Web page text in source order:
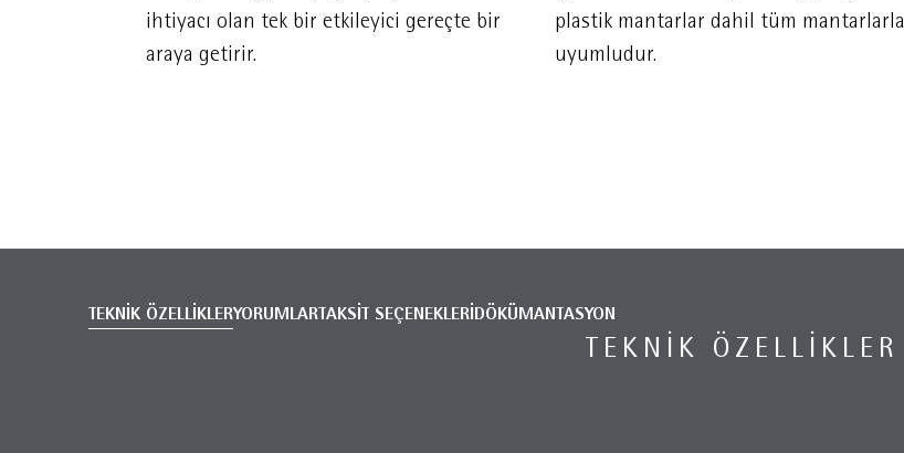
ihtiyacı olan tek bir etkileyici gereçte bir
araya getirir.
plastik mantarlar dahil tüm mantarlarla
uyumludur.
TEKNİK ÖZELLİKLERYORUMLAR TAKSİT SEÇENEKLERİ DÖKÜMANTASYON
TEKNIK ÖZELLIKLER